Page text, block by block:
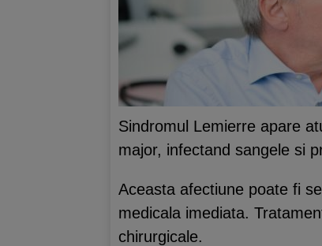
Sindromul Lemierre apare
major, infectand sangele si
Aceasta afectiune poate fi
medicala imediata.
chirurgicale.